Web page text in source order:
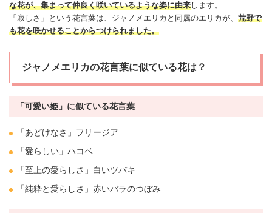
な花が、集まって仲良く咲いているような姿に由来します。
「寂しさ」という花言葉は、ジャノメ エリカ と同属のエリカが、 荒野で
も花を咲かせることからつけられました。
ジャノメエリカの花言葉に似ている花は？
「可愛い姫」に似ている花言葉
「あどけなさ」 フリージア
「愛らしい」ハコベ
「至上の愛らしさ」白いツバキ
「純粋と愛らしさ」赤いバラのつぼみ